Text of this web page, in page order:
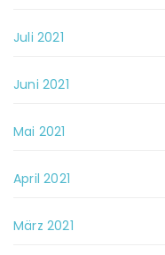
Juli 2021
Juni 2021
Mai 2021
April 2021
März 2021